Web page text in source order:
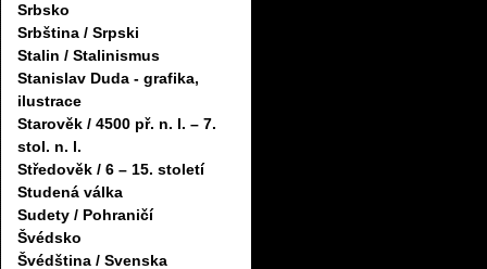
Srbsko
Srbština / Srpski
Stalin / Stalinismus
Stanislav Duda - grafika,
ilustrace
Starověk / 4500 př. n. l. – 7.
stol. n. l.
Středověk / 6 – 15. století
Studená válka
Sudety / Pohraničí
Švédsko
Švédština / Svenska